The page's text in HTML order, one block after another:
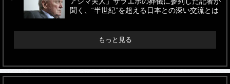
聞く、“半世紀”を超える日本との深い交流とは
もっと見る